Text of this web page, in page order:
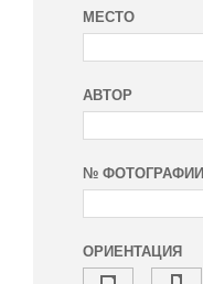
МЕСТО
АВТОР
№ ФОТОГРАФИИ
ОРИЕНТАЦИЯ